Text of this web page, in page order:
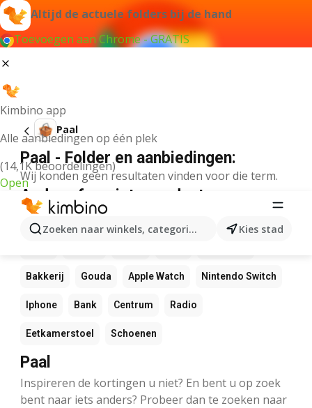
Altijd de actuele folders bij de hand
Toevoegen aan Chrome - GRATIS
Kimbino app
Alle aanbiedingen op één plek
(14,1K beoordelingen)
Open
Zoeken naar winkels, categorieën, producten...
Kies stad
Paal
Paal - Folder en aanbiedingen:
Wij konden geen resultaten vinden voor die term.
Andere favoriete producten
Bakkerij Gouda Apple Watch Nintendo Switch
Iphone Bank Centrum Radio
Eetkamerstoel Schoenen
Paal
Inspireren de kortingen u niet? En bent u op zoek
bent naar iets anders? Probeer dan te zoeken naar